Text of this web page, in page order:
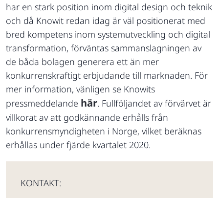
har en stark position inom digital design och teknik
och då Knowit redan idag är väl positionerat med
bred kompetens inom systemutveckling och digital
transformation, förväntas sammanslagningen av
de båda bolagen generera ett än mer
konkurrenskraftigt erbjudande till marknaden. För
mer information, vänligen se Knowits
pressmeddelande här. Fullföljandet av förvärvet är
villkorat av att godkännande erhålls från
konkurrensmyndigheten i Norge, vilket beräknas
erhållas under fjärde kvartalet 2020.
KONTAKT: